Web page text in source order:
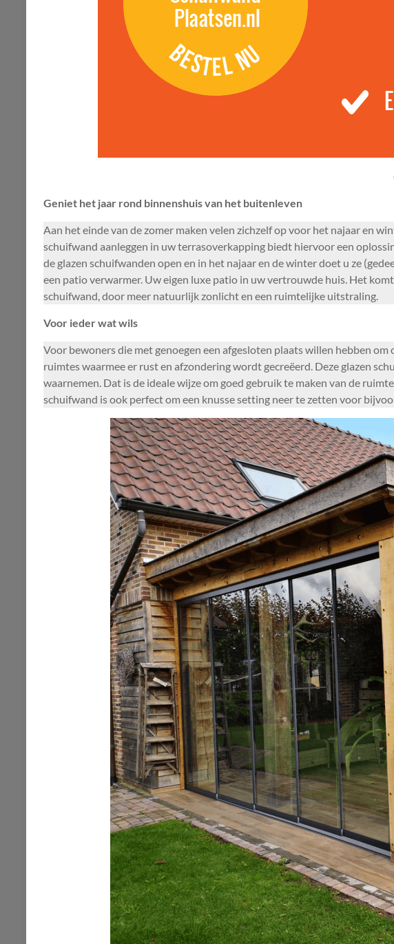
Geniet het jaar rond binnenshuis van het buitenleven
Aan het einde van de zomer maken velen zichzelf op voor het najaar en
schuifwand aanleggen in uw terrasoverkapping biedt hiervoor een
de glazen schuifwanden open en in het najaar en de winter doet u ze
een patio verwarmer. Uw eigen luxe patio in uw vertrouwde huis. Het
schuifwand, door meer natuurlijk zonlicht en een ruimtelijke uitstraling.
Voor ieder wat wils
Voor bewoners die met genoegen een afgesloten plaats willen hebben
ruimtes waarmee er rust en afzondering wordt gecreëerd. Deze glazen
waarnemen. Dat is de ideale wijze om goed gebruik te maken van de
schuifwand is ook perfect om een knusse setting neer te zetten voor